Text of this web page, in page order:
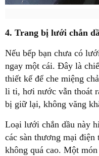
4. Trang bị lưới chắn
Nếu bếp bạn chưa có
ngay một cái. Đây là
thiết kế để che miệng
li ti, hơi nước vẫn thoát
bị giữ lại, không văng
Loại lưới chắn dầu này
các sàn thương mại
không quá cao. Một